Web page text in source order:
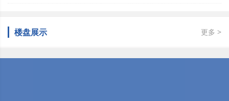
楼盘展示
更多 >
企业献爱心，协力抗疫情（十五）